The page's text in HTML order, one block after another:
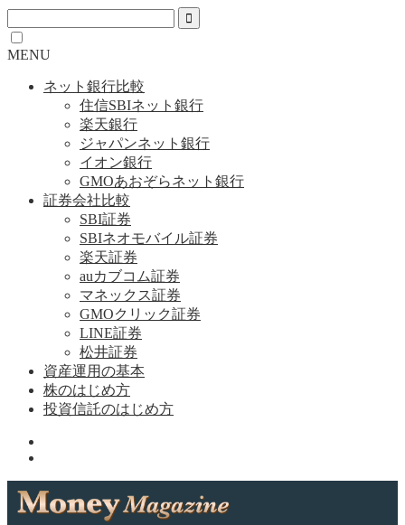
MENU
ネット銀行比較
住信SBIネット銀行
楽天銀行
ジャパンネット銀行
イオン銀行
GMOあおぞらネット銀行
証券会社比較
SBI証券
SBIネオモバイル証券
楽天証券
auカブコム証券
マネックス証券
GMOクリック証券
LINE証券
松井証券
資産運用の基本
株のはじめ方
投資信託のはじめ方